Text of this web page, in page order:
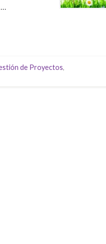
…
de Proyectos,